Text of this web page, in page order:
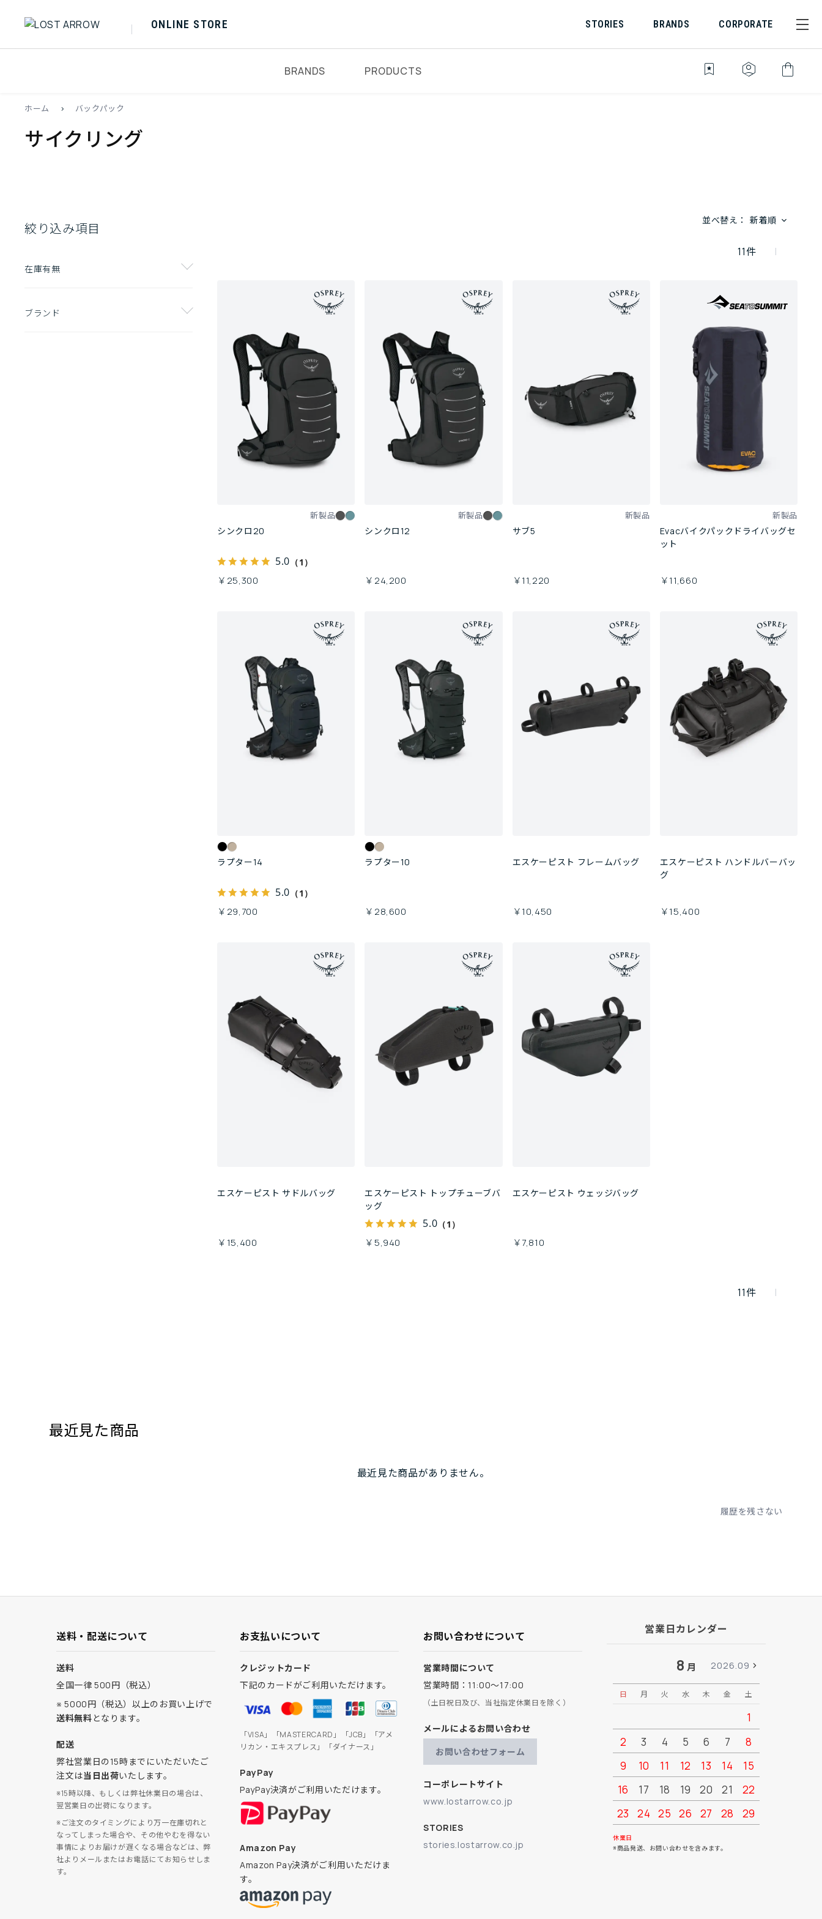
ONLINE STORE STORIES BRANDS CORPORATE
BRANDS PRODUCTS bookmark_star identity_platform shopping_bag
ホーム > バックパック
サイクリング
絞り込み項目
在庫有無
ブランド
並べ替え： 新着順
11件
新製品
シンクロ20
5.0 （1）
￥25,300
新製品
シンクロ12
￥24,200
新製品
サブ5
￥11,220
新製品
Evacバイクパックドライバッグセ
ット
￥11,660
ラプター14
5.0 （1）
￥29,700
ラプター10
￥28,600
エスケーピスト フレームバッグ
￥10,450
エスケーピスト ハンドルバーバッ
グ
￥15,400
エスケーピスト サドルバッグ
￥15,400
エスケーピスト トップチューブバ
ッグ
5.0 （1）
￥5,940
エスケーピスト ウェッジバッグ
￥7,810
11件
最近見た商品
最近見た商品がありません。
履歴を残さない
送料・配送について
送料
全国一律 500円（税込）
※ 5000円（税込）以上のお買い上げで
送料無料となります。
配送
弊社営業日の15時までにいただいたご
注文は当日出荷いたします。
※15時以降、もしくは弊社休業日の場合は、
翌営業日の出荷になります。
※ご注文のタイミングにより万一在庫切れと
なってしまった場合や、その他やむを得ない
事情によりお届けが遅くなる場合などは、弊
社よりメールまたはお電話にてお知らせしま
す。
お支払いについて
クレジットカード
下記のカードがご利用いただけます。
「VISA」「MASTERCARD」「JCB」「アメ
リカン・エキスプレス」「ダイナース」
PayPay
PayPay決済がご利用いただけます。
Amazon Pay
Amazon Pay決済がご利用いただけま
す。
お問い合わせについて
営業時間について
営業時間：11:00～17:00
（土日祝日及び、当社指定休業日を除く）
メールによるお問い合わせ
お問い合わせフォーム
コーポレートサイト
www.lostarrow.co.jp
STORIES
stories.lostarrow.co.jp
営業日カレンダー
8 月 2026.09
日 月 火 水 木 金 土
1
2
3 4 5 6 7
8
9
10 11 12 13 14
15
16
17 18 19 20 21
22
23
24 25 26 27 28
29
30
休業日
※商品発送、お問い合わせを含みます。